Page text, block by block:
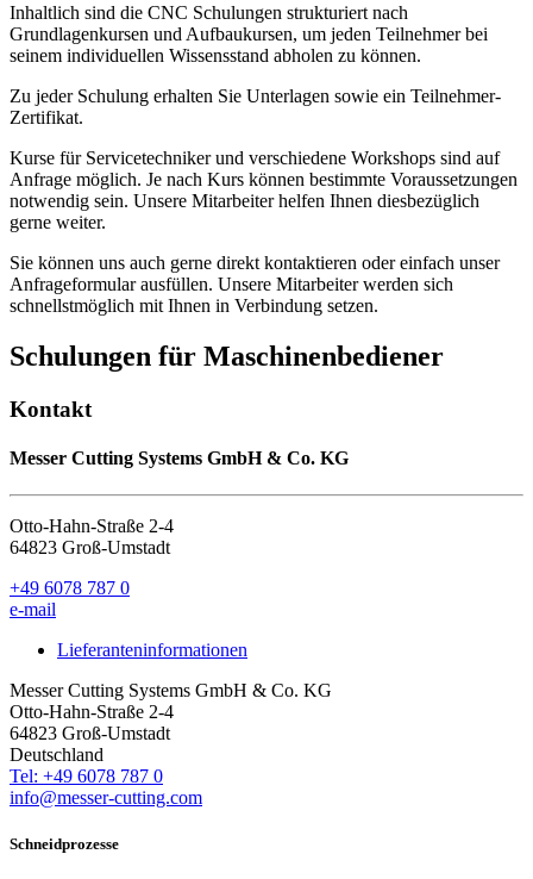
Inhaltlich sind die CNC Schulungen strukturiert nach
Grundlagenkursen und Aufbaukursen, um jeden Teilnehmer bei
seinem individuellen Wissensstand abholen zu können.
Zu jeder Schulung erhalten Sie Unterlagen sowie ein Teilnehmer-
Zertifikat.
Kurse für Servicetechniker und verschiedene Workshops sind auf
Anfrage möglich. Je nach Kurs können bestimmte Voraussetzungen
notwendig sein. Unsere Mitarbeiter helfen Ihnen diesbezüglich
gerne weiter.
Sie können uns auch gerne direkt kontaktieren oder einfach unser
Anfrageformular ausfüllen. Unsere Mitarbeiter werden sich
schnellstmöglich mit Ihnen in Verbindung setzen.
Schulungen für Maschinenbediener
Kontakt
Messer Cutting Systems GmbH & Co. KG
Otto-Hahn-Straße 2-4
64823 Groß-Umstadt
+49 6078 787 0
e-mail
Lieferanteninformationen
Messer Cutting Systems GmbH & Co. KG
Otto-Hahn-Straße 2-4
64823 Groß-Umstadt
Deutschland
Tel: +49 6078 787 0
info@messer-cutting.com
Schneidprozesse